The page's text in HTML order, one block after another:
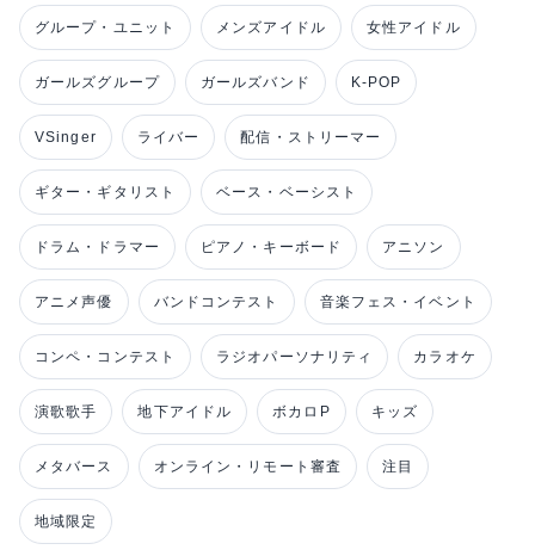
グループ・ユニット メンズアイドル 女性アイドル
ガールズグループ ガールズバンド K-POP
VSinger ライバー 配信・ストリーマー
ギター・ギタリスト ベース・ベーシスト
ドラム・ドラマー ピアノ・キーボード アニソン
アニメ声優 バンドコンテスト 音楽フェス・イベント
コンペ・コンテスト ラジオパーソナリティ カラオケ
演歌歌手 地下アイドル ボカロP キッズ
メタバース オンライン・リモート審査 注目
地域限定